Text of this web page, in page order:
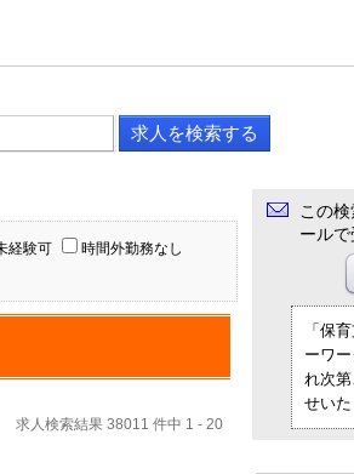
経験可 時間外勤務なし
求人検索結果 38011 件中 1 - 20
この
ール
「保
ーワ
れ次
せいた